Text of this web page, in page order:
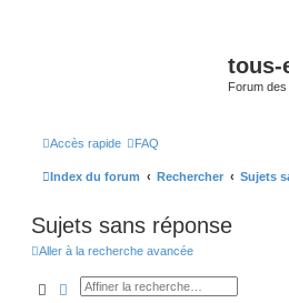
tous-
Forum
Accès rapide FAQ
Index du forum Rechercher Sujets
Sujets sans réponse
Aller à la recherche avancée
Rechercher
Recherche avancée